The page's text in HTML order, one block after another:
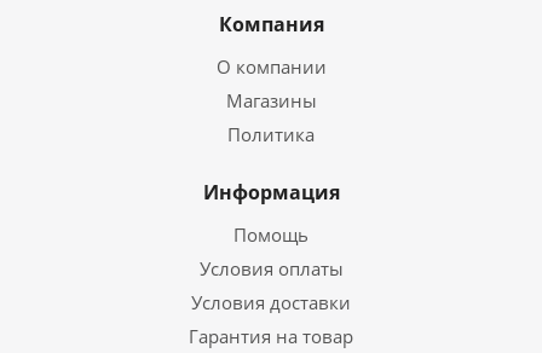
Компания
О компании
Магазины
Политика
Информация
Помощь
Условия оплаты
Условия доставки
Гарантия на товар